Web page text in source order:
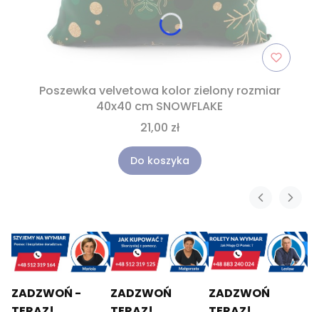
Poszewka velvetowa kolor zielony rozmiar
40x40 cm SNOWFLAKE
21,00 zł
Do koszyka
ZADZWOŃ -
ZADZWOŃ
ZADZWOŃ